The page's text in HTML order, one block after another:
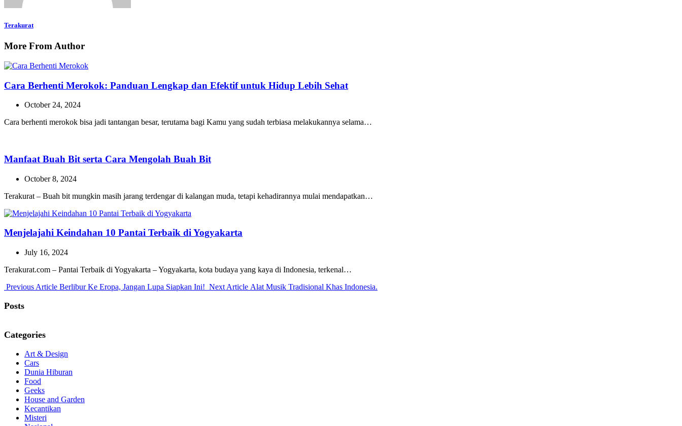
Terakurat
More From Author
Cara Berhenti Merokok: Panduan Lengkap dan Efektif untuk Hidup Lebih Sehat
October 24, 2024
Cara berhenti merokok bisa jadi tantangan besar, terutama bagi Kamu yang sudah terbiasa melakukannya selama…
Manfaat Buah Bit serta Cara Mengolah Buah Bit
October 8, 2024
Terakurat – Buah bit mungkin masih jarang terdengar di kalangan muda, tetapi kehadirannya mulai mendapatkan…
Menjelajahi Keindahan 10 Pantai Terbaik di Yogyakarta
July 16, 2024
Terakurat.com – Pantai Terbaik di Yogyakarta – Yogyakarta, kota budaya yang kaya di Indonesia, terkenal…
Previous Article Previous
Berlibur Ke Eropa, Jangan Lupa Siapkan Ini! Next Article Next
Alat Musik Tradisional Khas Indonesia.
Posts
Categories
Art & Design
Cars
Dunia Hiburan
Food
Geeks
House and Garden
Kecantikan
Misteri